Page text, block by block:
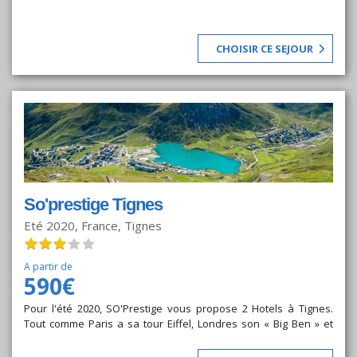
CHOISIR CE SEJOUR
So'prestige Tignes
Eté 2020, France, Tignes
A partir de
590€
Pour l'été 2020, SO'Prestige vous propose 2 Hotels à Tignes.
Tout comme Paris a sa tour Eiffel, Londres son « Big Ben » et
intimement liée à son Lac. Le lac naturel de Tignes, dont les